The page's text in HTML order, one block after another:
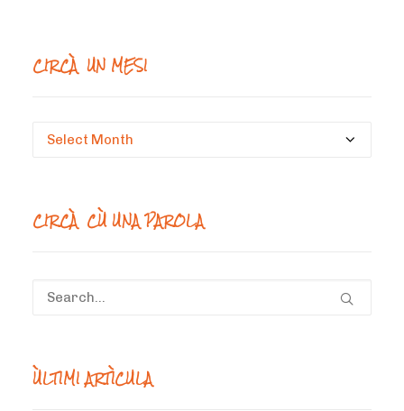
CIRCÀ UN MESI
Circà
CIRCÀ CÙ UNA PAROLA
ÙLTIMI ARTÌCULA